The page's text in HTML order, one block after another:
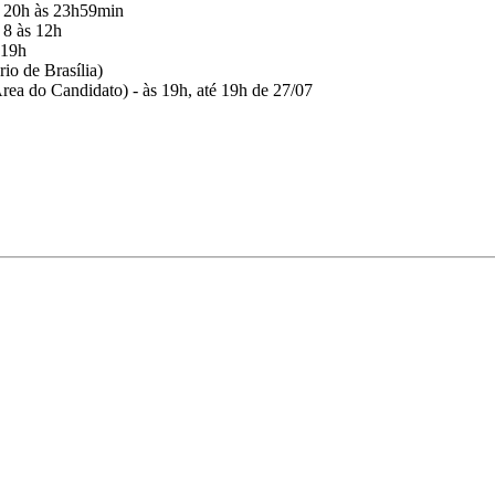
às 23h59min
às 12h
de Brasília)
do Candidato) - às 19h, até 19h de 27/07